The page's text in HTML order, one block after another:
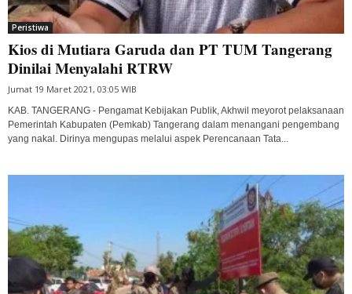
Peristiwa
Kios di Mutiara Garuda dan PT TUM Tangerang
Dinilai Menyalahi RTRW
Jumat 19 Maret 2021, 03:05 WIB
KAB. TANGERANG - Pengamat Kebijakan Publik, Akhwil meyorot pelaksanaan
Pemerintah Kabupaten (Pemkab) Tangerang dalam menangani pengembang
yang nakal. Dirinya mengupas melalui aspek Perencanaan Tata...